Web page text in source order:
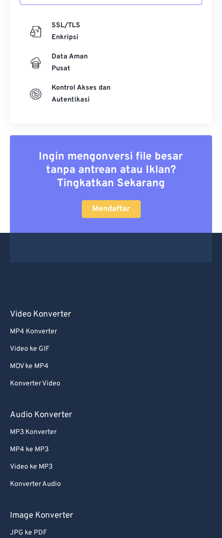
SSL/TLS
Enkripsi
Data Aman
Pusat
Kontrol Akses dan
Autentikasi
Ingin mengonversi file besar
tanpa antrean atau Iklan?
Tingkatkan Sekarang
Mendaftar
Video Konverter
MP4 Konverter
Video ke GIF
MOV ke MP4
Konverter Video
Audio Konverter
MP3 Konverter
MP4 ke MP3
Video ke MP3
Konverter Audio
Image Konverter
JPG ke PDF